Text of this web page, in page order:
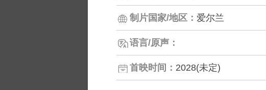
制片国家/地区： 爱尔兰
语言/原声：
首映时间： 2028(未定)